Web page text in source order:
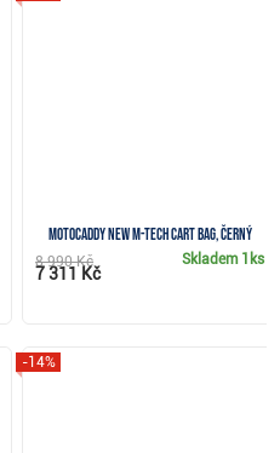
Motocaddy NEW M-TECH cart bag, černý
Skladem 1ks
8 990 Kč
7 311 Kč
-14%